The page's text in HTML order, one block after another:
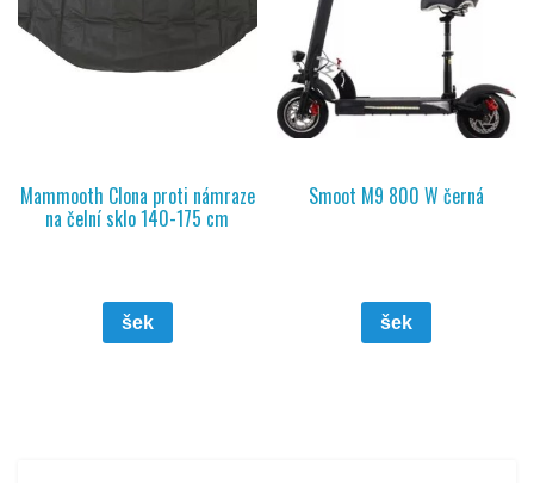
Mammooth Clona proti námraze
na čelní sklo 140-175 cm
šek
Smoot M9 800 W černá
šek